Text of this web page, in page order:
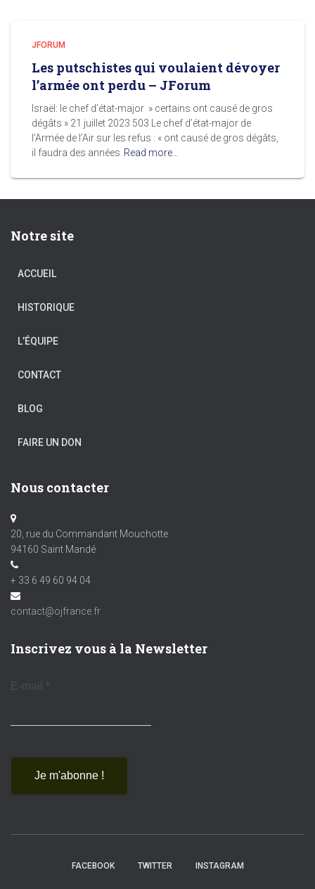
JFORUM
Les putschistes qui voulaient dévoyer
l’armée ont perdu – JForum
Israël: le chef d’état-major » certains ont causé de gros
dégâts » 21 juillet 2023 503 Le chef d’état-major de
l’Armée de l’Air sur les refus : « ont causé de gros dégâts,
il faudra des années Read more…
Notre site
ACCUEIL
HISTORIQUE
L’ÉQUIPE
CONTACT
BLOG
FAIRE UN DON
Nous contacter
20, rue du Commandant Mouchotte
94160 Saint Mandé
+ 33 6 49 60 94 04
contact@ojfrance.fr
Inscrivez vous à la Newsletter
E-mail *
FACEBOOK TWITTER INSTAGRAM